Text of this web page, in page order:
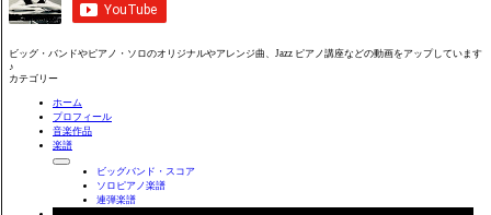
ビッグ・バンドやピアノ・ソロのオリジナルやアレンジ曲、Jazz ピアノ講座などの動画をアップしています
♪
カテゴリー
ホーム
プロフィール
音楽作品
楽譜
ビッグバンド・スコア
ソロピアノ楽譜
連弾楽譜